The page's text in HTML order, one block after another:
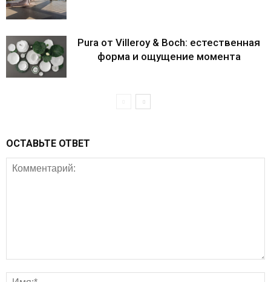
Pura от Villeroy & Boch: естественная
форма и ощущение момента
ОСТАВЬТЕ ОТВЕТ